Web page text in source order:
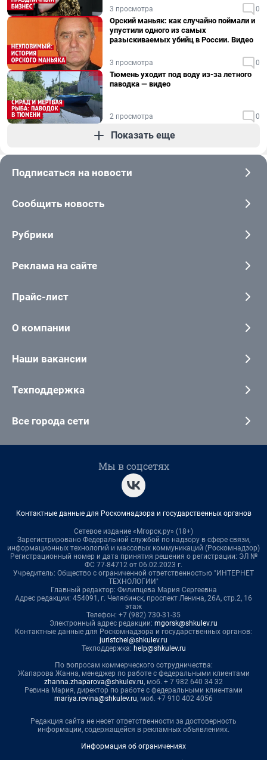
3 просмотра 0
Орский маньяк: как случайно поймали и
упустили одного из самых
разыскиваемых убийц в России. Видео
3 просмотра 0
Тюмень уходит под воду из-за летного
паводка — видео
2 просмотра 0
Показать еще
Подписаться на новости
Сообщить новость
Рубрики
Реклама на сайте
Прайс-лист
О компании
Наши вакансии
Техподдержка
Все города сети
Мы в соцсетях
Контактные данные для Роскомнадзора и государственных органов
Сетевое издание «Мгорск.ру» (18+)
Зарегистрировано Федеральной службой по надзору в сфере связи,
информационных технологий и массовых коммуникаций (Роскомнадзор)
Регистрационный номер и дата принятия решения о регистрации: ЭЛ №
ФС 77-84712 от 06.02.2023 г.
Учредитель: Общество с ограниченной ответственностью "ИНТЕРНЕТ
ТЕХНОЛОГИИ"
Главный редактор: Филипцева Мария Сергеевна
Адрес редакции: 454091, г. Челябинск, проспект Ленина, 26А, стр.2, 16
этаж
Телефон: +7 (982) 730-31-35
Электронный адрес редакции: mgorsk@shkulev.ru
Контактные данные для Роскомнадзора и государственных органов:
juristchel@shkulev.ru
Техподдержка: help@shkulev.ru
По вопросам коммерческого сотрудничества:
Жапарова Жанна, менеджер по работе с федеральными клиентами
zhanna.zhaparova@shkulev.ru, моб. + 7 982 640 34 32
Ревина Мария, директор по работе с федеральными клиентами
mariya.revina@shkulev.ru, моб. +7 910 402 4056
Редакция сайта не несет ответственности за достоверность
информации, содержащейся в рекламных объявлениях.
Информация об ограничениях